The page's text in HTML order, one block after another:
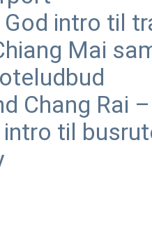
intro til
Mai
Chang Rai
til